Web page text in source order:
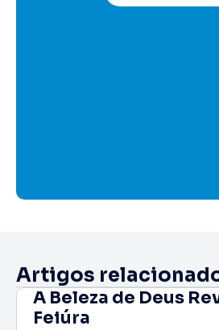
Artigos
A Beleza de Deus
Feiúra